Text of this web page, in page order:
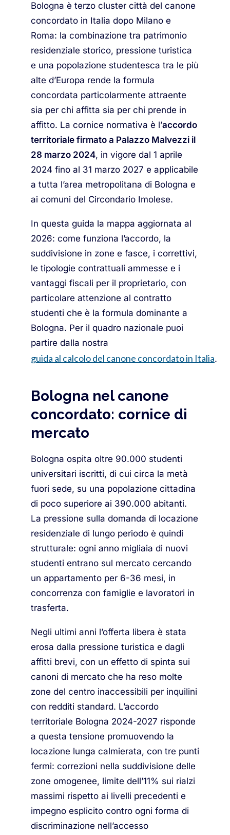
Bologna è terzo cluster città del canone
concordato in Italia dopo Milano e
Roma: la combinazione tra patrimonio
residenziale storico, pressione turistica
e una popolazione studentesca tra le più
alte d’Europa rende la formula
concordata particolarmente attraente
sia per chi affitta sia per chi prende in
affitto. La cornice normativa è l’accordo
territoriale firmato a Palazzo Malvezzi il
28 marzo 2024, in vigore dal 1 aprile
2024 fino al 31 marzo 2027 e applicabile
a tutta l’area metropolitana di Bologna e
ai comuni del Circondario Imolese.
In questa guida la mappa aggiornata al
2026: come funziona l’accordo, la
suddivisione in zone e fasce, i correttivi,
le tipologie contrattuali ammesse e i
vantaggi fiscali per il proprietario, con
particolare attenzione al contratto
studenti che è la formula dominante a
Bologna. Per il quadro nazionale puoi
partire dalla nostra
guida al calcolo del canone concordato in Italia.
Bologna nel canone
concordato: cornice di
mercato
Bologna ospita oltre 90.000 studenti
universitari iscritti, di cui circa la metà
fuori sede, su una popolazione cittadina
di poco superiore ai 390.000 abitanti.
La pressione sulla domanda di locazione
residenziale di lungo periodo è quindi
strutturale: ogni anno migliaia di nuovi
studenti entrano sul mercato cercando
un appartamento per 6-36 mesi, in
concorrenza con famiglie e lavoratori in
trasferta.
Negli ultimi anni l’offerta libera è stata
erosa dalla pressione turistica e dagli
affitti brevi, con un effetto di spinta sui
canoni di mercato che ha reso molte
zone del centro inaccessibili per inquilini
con redditi standard. L’accordo
territoriale Bologna 2024-2027 risponde
a questa tensione promuovendo la
locazione lunga calmierata, con tre punti
fermi: correzioni nella suddivisione delle
zone omogenee, limite dell’11% sui rialzi
massimi rispetto ai livelli precedenti e
impegno esplicito contro ogni forma di
discriminazione nell’accesso